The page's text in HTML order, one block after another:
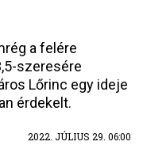
a felére
szeresére
Lőrinc egy ideje
érdekelt.
2022. JÚLIUS 29. 06:00